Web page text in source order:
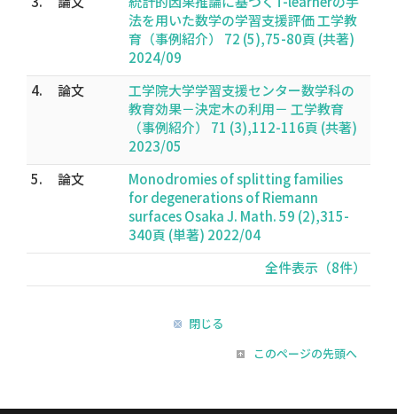
法を用いた数学の学習支援評価 工学教
育（事例紹介） 72 (5),75-80頁 (共著)
2024/09
4.
論文
工学院大学学習支援センター数学科の
教育効果－決定木の利用－ 工学教育
（事例紹介） 71 (3),112-116頁 (共著)
2023/05
5.
論文
Monodromies of splitting families
for degenerations of Riemann
surfaces Osaka J. Math. 59 (2),315-
340頁 (単著) 2022/04
全件表示（8件）
閉じる
このページの先頭へ